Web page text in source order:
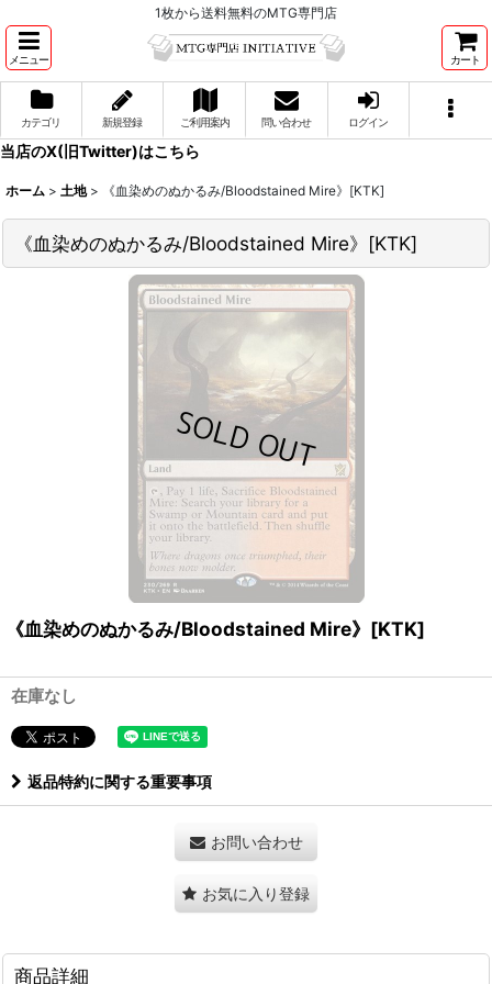
1枚から送料無料のMTG専門店
メニュー カート
カテゴリ 新規登録 ご利用案内 問い合わせ ログイン
当店のX(旧Twitter)はこちら
ホーム > 土地 > 《血染めのぬかるみ/Bloodstained Mire》[KTK]
《血染めのぬかるみ/Bloodstained Mire》[KTK]
《血染めのぬかるみ/Bloodstained Mire》[KTK]
在庫なし
返品特約に関する重要事項
お問い合わせ
お気に入り登録
商品詳細